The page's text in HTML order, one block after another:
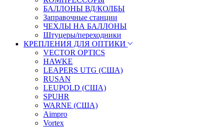
БАЛЛОНЫ ВД/КОЛБЫ
Заправочные станции
ЧЕХЛЫ НА БАЛЛОНЫ
Штуцеры/переходники
КРЕПЛЕНИЯ ДЛЯ ОПТИКИ
VECTOR OPTICS
HAWKE
LEAPERS UTG (США)
RUSAN
LEUPOLD (США)
SPUHR
WARNE (США)
Aimpro
Vortex